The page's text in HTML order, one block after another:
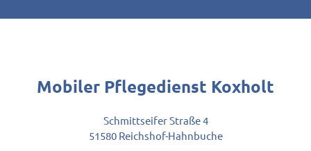
Mobiler Pflegedienst Koxholt
Schmittseifer Straße 4
51580 Reichshof-Hahnbuche